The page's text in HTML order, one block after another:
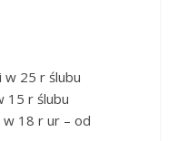
w 25 r ślubu
15 r ślubu
w 18 r ur – od